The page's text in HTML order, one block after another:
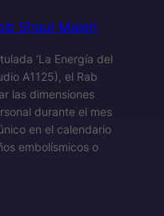
Shaul Maleh
‘La Energía del
A1125), el Rab
las dimensiones
durante el mes
en el calendario
embolísmicos o